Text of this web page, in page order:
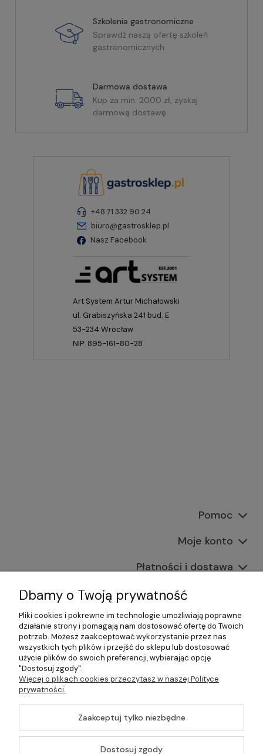
Szkolenia gastronomiczne
Sprawdź naszą ofertę szkoleń
gastronomicznych
Darmowa dostawa
Kup za min. 2000 zł, zyskaj
darmową dostawę
+48 71 332 90 24
biuro@gastrosklep.pl
Nasz Facebook
Art System Artur Michałowski
ul. Grabiszyńska 241 bud. E
53-234 Wrocław
NIP: 895-161-80-28
Pomoc
Moje konto
Płatności i dostawa
Informacje
O nas
©2026 Wszelkie Prawa Zastrzeżone | Gastrosklep |
Wyposażenie gastronomii, restauracji oraz barów
Szablon Master byEcommercy
Dbamy o Twoją prywatność
Pliki cookies i pokrewne im technologie umożliwiają poprawne
działanie strony i pomagają nam dostosować ofertę do Twoich
potrzeb. Możesz zaakceptować wykorzystanie przez nas
wszystkich tych plików i przejść do sklepu lub dostosować
użycie plików do swoich preferencji, wybierając opcję
"Dostosuj zgody".
Więcej o plikach cookies przeczytasz w naszej Polityce
prywatności.
Zaakceptuj tylko niezbędne
Dostosuj zgody